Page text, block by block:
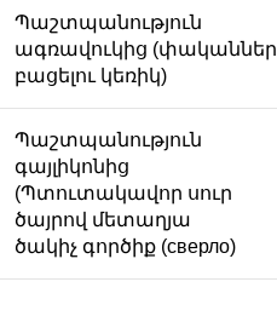
Պաշտպանություն
ագռավուկից (փականներ
բացելու կեռիկ)
Պաշտպանություն
գայլիկոնից
(Պտուտակավոր սուր
ծայրով մետաղյա
ծակիչ գործիք (сверло)